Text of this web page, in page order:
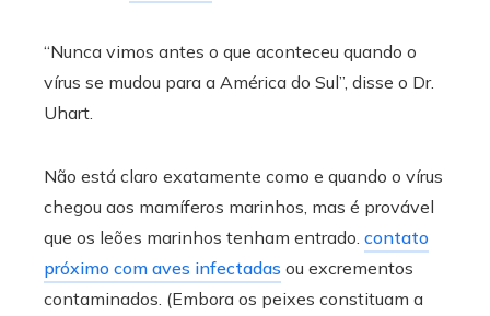
“Nunca vimos antes o que aconteceu quando o
vírus se mudou para a América do Sul”, disse o Dr.
Uhart.
Não está claro exatamente como e quando o vírus
chegou aos mamíferos marinhos, mas é provável
que os leões marinhos tenham entrado. contato
próximo com aves infectadas ou excrementos
contaminados. (Embora os peixes constituam a